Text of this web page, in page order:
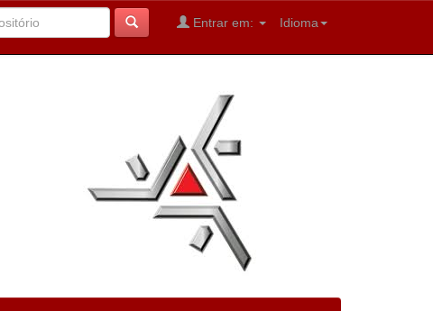
Idioma
Entrar em: